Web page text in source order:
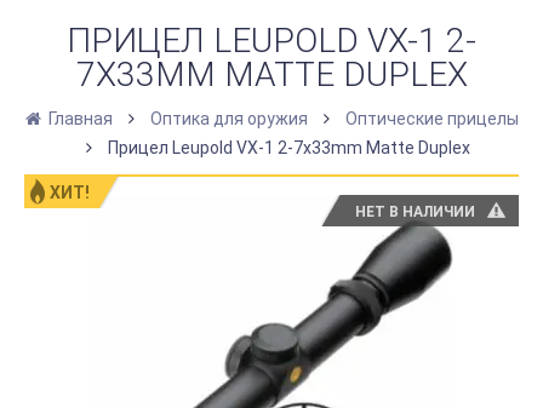
ПРИЦЕЛ LEUPOLD VX-1 2-
7Х33MM MATTE DUPLEX
Главная Оптика для оружия
Оптические прицелы
Прицел Leupold VX-1 2-7х33mm Matte Duplex
ХИТ!
НЕТ В НАЛИЧИИ